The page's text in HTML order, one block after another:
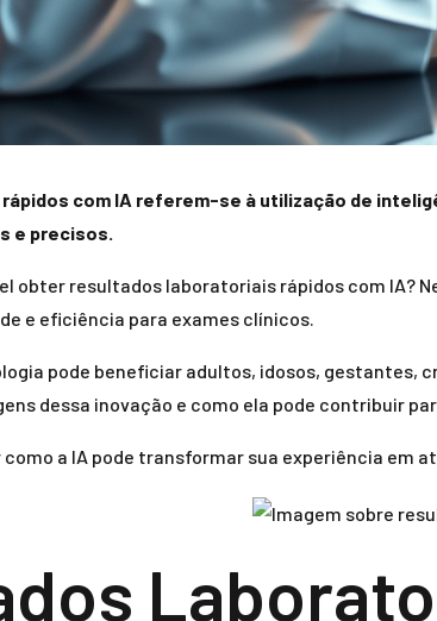
com IA referem-se à utilização de
e precisos.
obter resultados laboratoriais rápidos com
e eficiência para exames clínicos.
pode beneficiar adultos, idosos, gestantes,
dessa inovação e como ela pode contribuir
a IA pode transformar sua experiência